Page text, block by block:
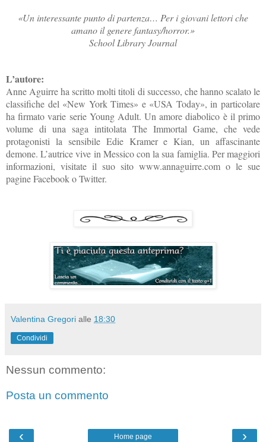
«Un interessante punto di partenza… Per i giovani lettori che
amano il genere fantasy/horror.»
School Library Journal
L’autore:
Anne Aguirre ha scritto molti titoli di successo, che hanno scalato le
classifiche del «New York Times» e «USA Today», in particolare
ha firmato varie serie Young Adult. Un amore diabolico è il primo
volume di una saga intitolata The Immortal Game, che vede
protagonisti la sensibile Edie Kramer e Kian, un affascinante
demone. L’autrice vive in Messico con la sua famiglia. Per maggiori
informazioni, visitate il suo sito www.annaguirre.com o le sue
pagine Facebook o Twitter.
Valentina Gregori alle 18:30
Condividi
Nessun commento:
Posta un commento
‹ ›
Home page